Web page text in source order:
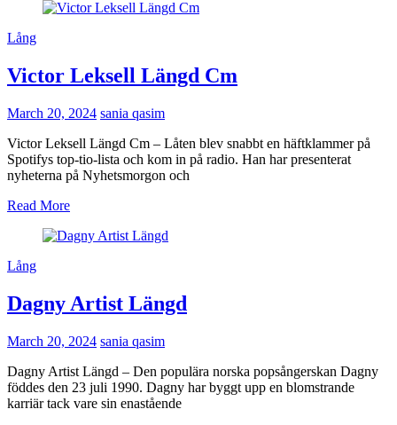
Lång
Victor Leksell Längd Cm
March 20, 2024 sania qasim
Victor Leksell Längd Cm – Låten blev snabbt en häftklammer på
Spotifys top-tio-lista och kom in på radio. Han har presenterat
nyheterna på Nyhetsmorgon och
Read More
Lång
Dagny Artist Längd
March 20, 2024 sania qasim
Dagny Artist Längd – Den populära norska popsångerskan Dagny
föddes den 23 juli 1990. Dagny har byggt upp en blomstrande
karriär tack vare sin enastående